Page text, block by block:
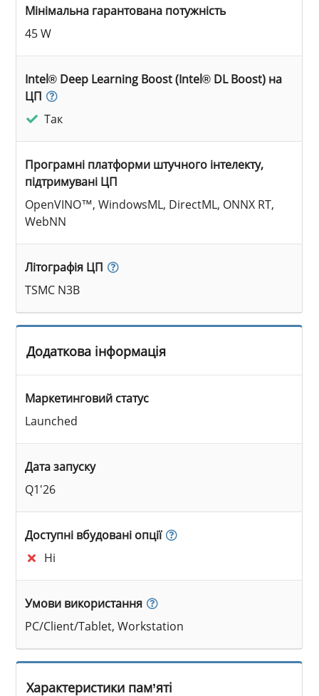
Мінімальна гарантована потужність
45 W
Intel® Deep Learning Boost (Intel® DL Boost) на
ЦП
Так
Програмні платформи штучного інтелекту,
підтримувані ЦП
OpenVINO™, WindowsML, DirectML, ONNX RT,
WebNN
Літографія ЦП
TSMC N3B
Додаткова інформація
Маркетинговий статус
Launched
Дата запуску
Q1'26
Доступні вбудовані опції
Ні
Умови використання
PC/Client/Tablet, Workstation
Характеристики пам’яті